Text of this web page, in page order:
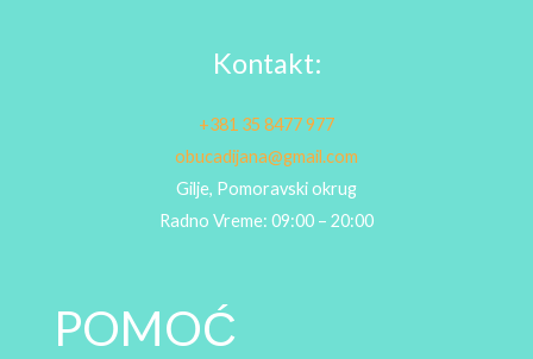
Kontakt:
+381 35 8477 977
obucadijana@gmail.com
Gilje, Pomoravski okrug
Radno Vreme: 09:00 – 20:00
POMOĆ